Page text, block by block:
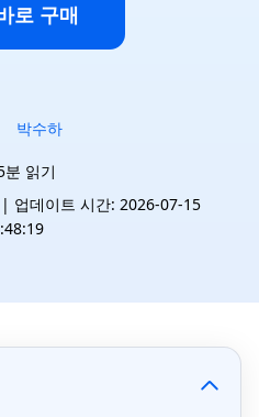
로 구매
박수하
분 읽기
| 업데이트 시간: 2026-07-15